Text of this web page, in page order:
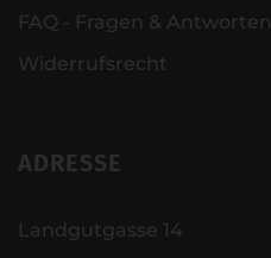
FAQ - Fragen & Antworten
Widerrufsrecht
ADRESSE
Landgutgasse 14